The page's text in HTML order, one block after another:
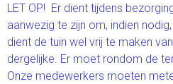
LET OP! Er dient tijdens
aanwezig te zijn om, indien
dient de tuin wel vrij te maken
dergelijke. Er moet rondom de
Onze medewerkers moeten